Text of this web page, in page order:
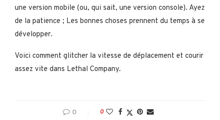
une version mobile (ou, qui sait, une version console). Ayez
de la patience ; Les bonnes choses prennent du temps à se
développer.
Voici comment glitcher la vitesse de déplacement et courir
assez vite dans Lethal Company.
0 0